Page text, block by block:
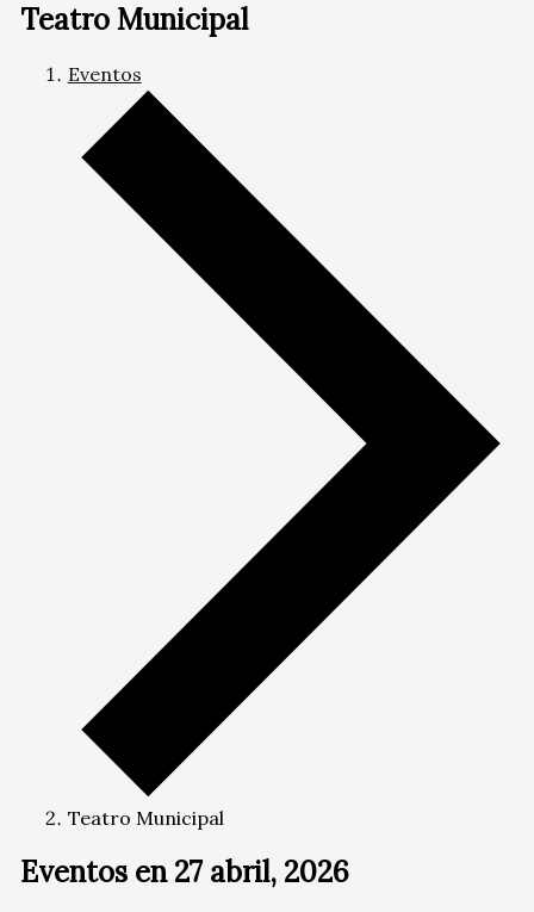
Teatro Municipal
Eventos
Teatro Municipal
Eventos en 27 abril, 2026